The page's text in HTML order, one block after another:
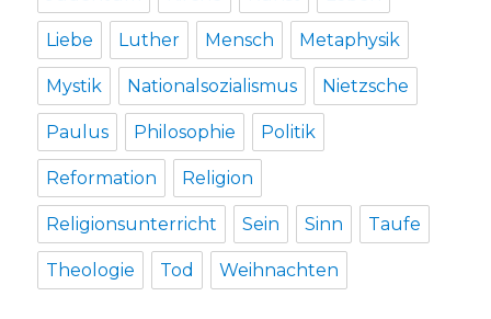
Liebe Luther Mensch Metaphysik
Mystik Nationalsozialismus Nietzsche
Paulus Philosophie Politik
Reformation Religion
Religionsunterricht Sein Sinn Taufe
Theologie Tod Weihnachten